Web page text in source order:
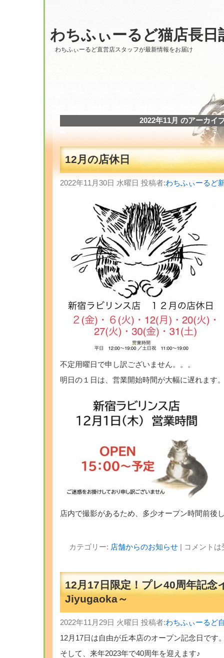
わちふぃーるど猫店長日
わちふぃーるど直営店スタッフが最新情報をお届け
2022年11月 のアーカイ
12月の店休日
2022年11月30日 水曜日 投稿者:わちふぃーるど
不定用曜日で申し訳ございません。。。
明日の１日は、営業開始時間が大幅に遅れます
店内で撮影があるため、多少オープン時間前後
カテゴリー: 店舗からのお知らせ| コメント
12月17日限定！プレ40周年記念
Jiyugaoka～
2022年11月29日 火曜日 投稿者:わちふぃーるど
12月17日は自由が丘本店のオープン記念日です
そして、来年2023年で40周年を迎えます♪